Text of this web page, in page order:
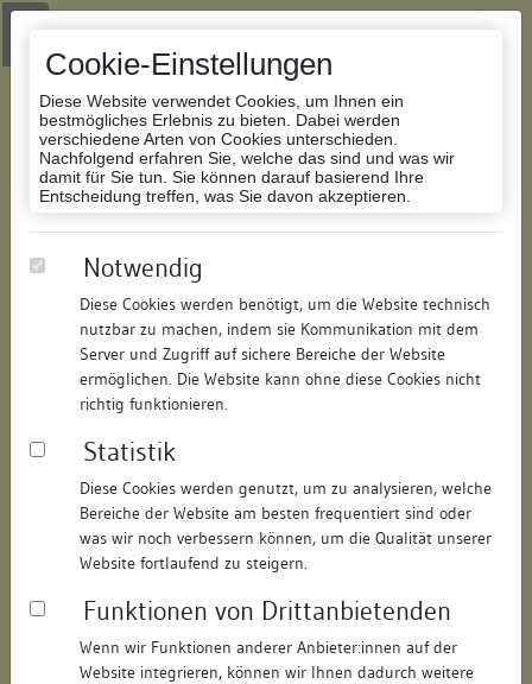
Cookie-Einstellungen
Diese Website verwendet Cookies, um Ihnen ein
bestmögliches Erlebnis zu bieten. Dabei werden
verschiedene Arten von Cookies unterschieden.
Nachfolgend erfahren Sie, welche das sind und was wir
damit für Sie tun. Sie können darauf basierend Ihre
Entscheidung treffen, was Sie davon akzeptieren.
Notwendig
Diese Cookies werden benötigt, um die Website technisch
nutzbar zu machen, indem sie Kommunikation mit dem
Server und Zugriff auf sichere Bereiche der Website
ermöglichen. Die Website kann ohne diese Cookies nicht
richtig funktionieren.
Statistik
Diese Cookies werden genutzt, um zu analysieren, welche
Bereiche der Website am besten frequentiert sind oder
was wir noch verbessern können, um die Qualität unserer
Website fortlaufend zu steigern.
Funktionen von Drittanbietenden
Wenn wir Funktionen anderer Anbieter:innen auf der
Website integrieren, können wir Ihnen dadurch weitere
Zur Navigation springen
Zum Inhalt der Website springen
Datenbank Bauforschung/Restaurierung
104705712513/Datum:09.11.2011
Datenbestand:
Bauforschung
Als PDF herunterladen:
Objektdaten
Straße: Katzgasse
Hausnummer: 9
Postleitzahl: 78426
Stadt-Teilort: Konstanz